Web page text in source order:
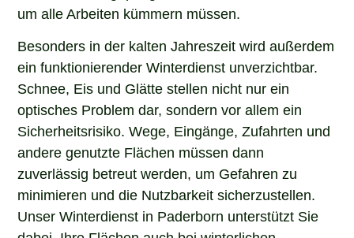
um alle Arbeiten kümmern müssen.
Besonders in der kalten Jahreszeit wird außerdem
ein funktionierender Winterdienst unverzichtbar.
Schnee, Eis und Glätte stellen nicht nur ein
optisches Problem dar, sondern vor allem ein
Sicherheitsrisiko. Wege, Eingänge, Zufahrten und
andere genutzte Flächen müssen dann
zuverlässig betreut werden, um Gefahren zu
minimieren und die Nutzbarkeit sicherzustellen.
Unser Winterdienst in Paderborn unterstützt Sie